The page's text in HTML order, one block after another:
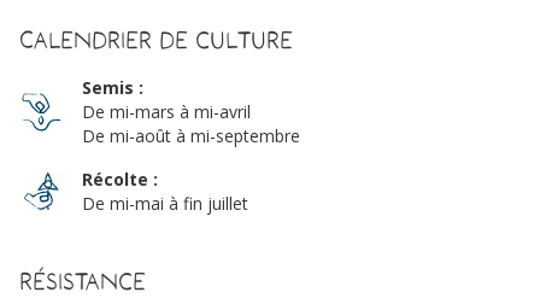
Calendrier de culture
Semis :
De mi-mars à mi-avril
De mi-août à mi-septembre
Récolte :
De mi-mai à fin juillet
Résistance